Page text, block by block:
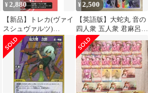
¥ 2,880
【新品】トレカ(ヴァイ
スシュヴァルツ)
【BOX】ヴァイスシュ
ヴァルツ エクストラブ
ースター ソードアー
ト・オンライン オルタ
ナティブ ガンゲイル・
オンラインII
¥2,500
【英語版】大蛇丸 音の
四人衆 五人衆 君麻呂
カブト PR UR SSR SR